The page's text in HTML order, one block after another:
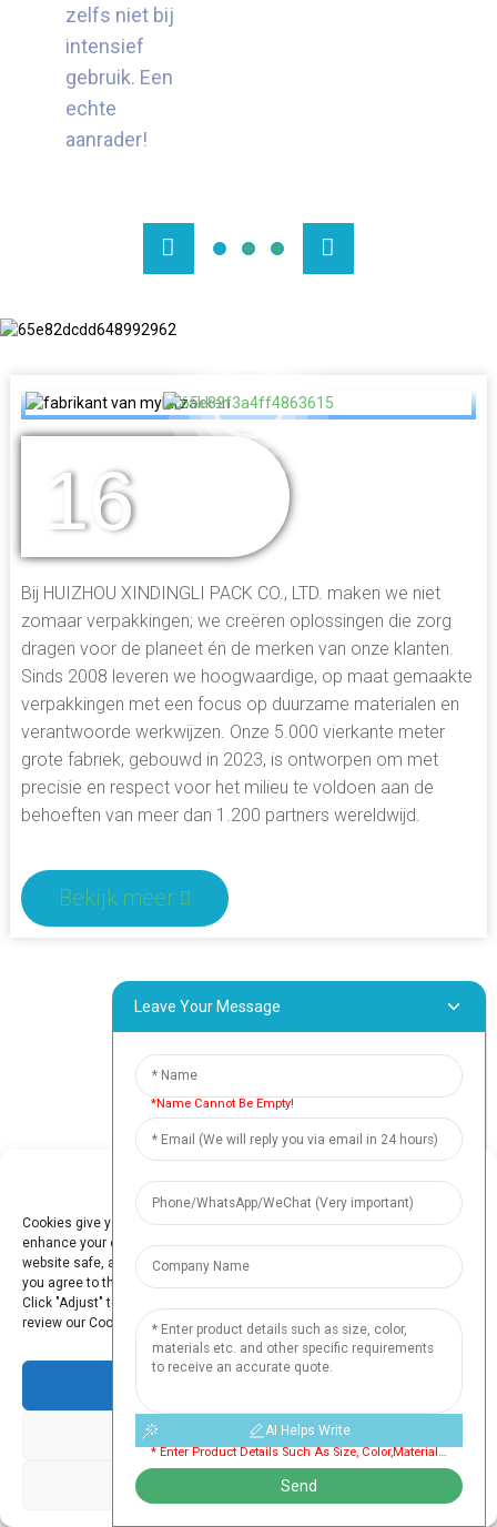
zelfs niet bij
intensief
gebruik. Een
echte
aanrader!
16
Bij HUIZHOU XINDINGLI PACK CO., LTD. maken we niet
zomaar verpakkingen; we creëren oplossingen die zorg
dragen voor de planeet én de merken van onze klanten.
Sinds 2008 leveren we hoogwaardige, op maat gemaakte
verpakkingen met een focus op duurzame materialen en
verantwoorde werkwijzen. Onze 5.000 vierkante meter
grote fabriek, gebouwd in 2023, is ontworpen om met
precisie en respect voor het milieu te voldoen aan de
behoeften van meer dan 1.200 partners wereldwijd.
Bekijk meer
20 +
Materiaalopties
100 +
Kerntechnologie
50 +
Leave Your Message
*Name Cannot Be Empty!
* Enter Product Details Such As Size, Color,materials Etc. And Other Specific Requirements To Receive An Accurate Quote. Cannot Be Empty
AI Helps Write
Send
Manage Cookie Consent
Cookies give you a personalized experience. Cookie files help us to
enhance your experience using our website, simplify navigation, keep our
website safe, and assist in our marketing efforts. By clicking "Accept",
you agree to the storing of cookies on your device for these purposes.
Click "Adjust" to adjust your cookie preferences. For more information,
review our Cookies Policy.
Deny